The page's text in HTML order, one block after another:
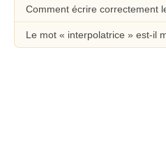
Comment écrire correctement
Le mot « interpolatrice » est-il